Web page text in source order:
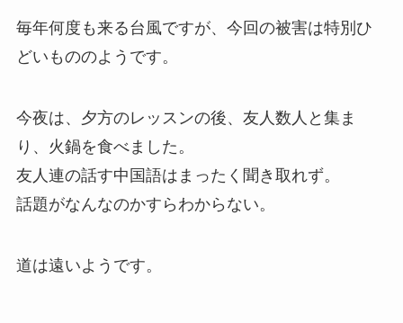
毎年何度も来る台風ですが、今回の被害は特別ひ
どいもののようです。
今夜は、夕方のレッスンの後、友人数人と集ま
り、火鍋を食べました。
友人連の話す中国語はまったく聞き取れず。
話題がなんなのかすらわからない。
道は遠いようです。